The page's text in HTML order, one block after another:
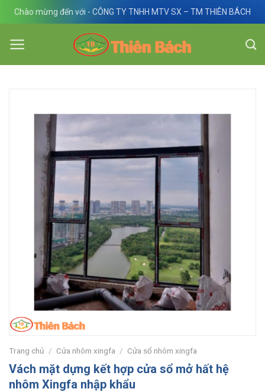
Skip
content
Chào mừng đến với - CÔNG TY TNHH MTV SX – TM THIÊN BÁCH
Trang chủ / Cửa nhôm xingfa / Cửa sổ nhôm xingfa
Vách mặt dựng kết hợp cửa sổ mở hất hệ
nhôm Xingfa nhập khẩu